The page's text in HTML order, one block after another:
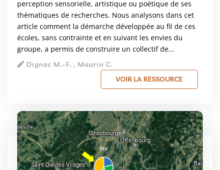
perception sensorielle, artistique ou poétique de ses
thématiques de recherches. Nous analysons dans cet
article comment la démarche développée au fil de ces
écoles, sans contrainte et en suivant les envies du
groupe, a permis de construire un collectif de...
Dignac M.-F. , Maurin C.
VOIR LA RESSOURCE